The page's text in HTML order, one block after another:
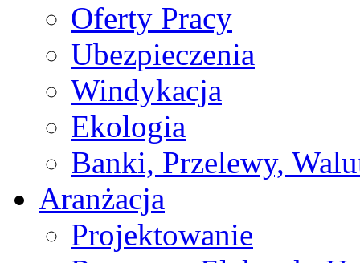
Oferty Pracy
Ubezpieczenia
Windykacja
Ekologia
Banki, Przelewy,
Aranżacja
Projektowanie